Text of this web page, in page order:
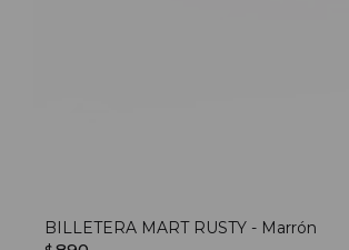
BILLETERA MART RUSTY - Marrón